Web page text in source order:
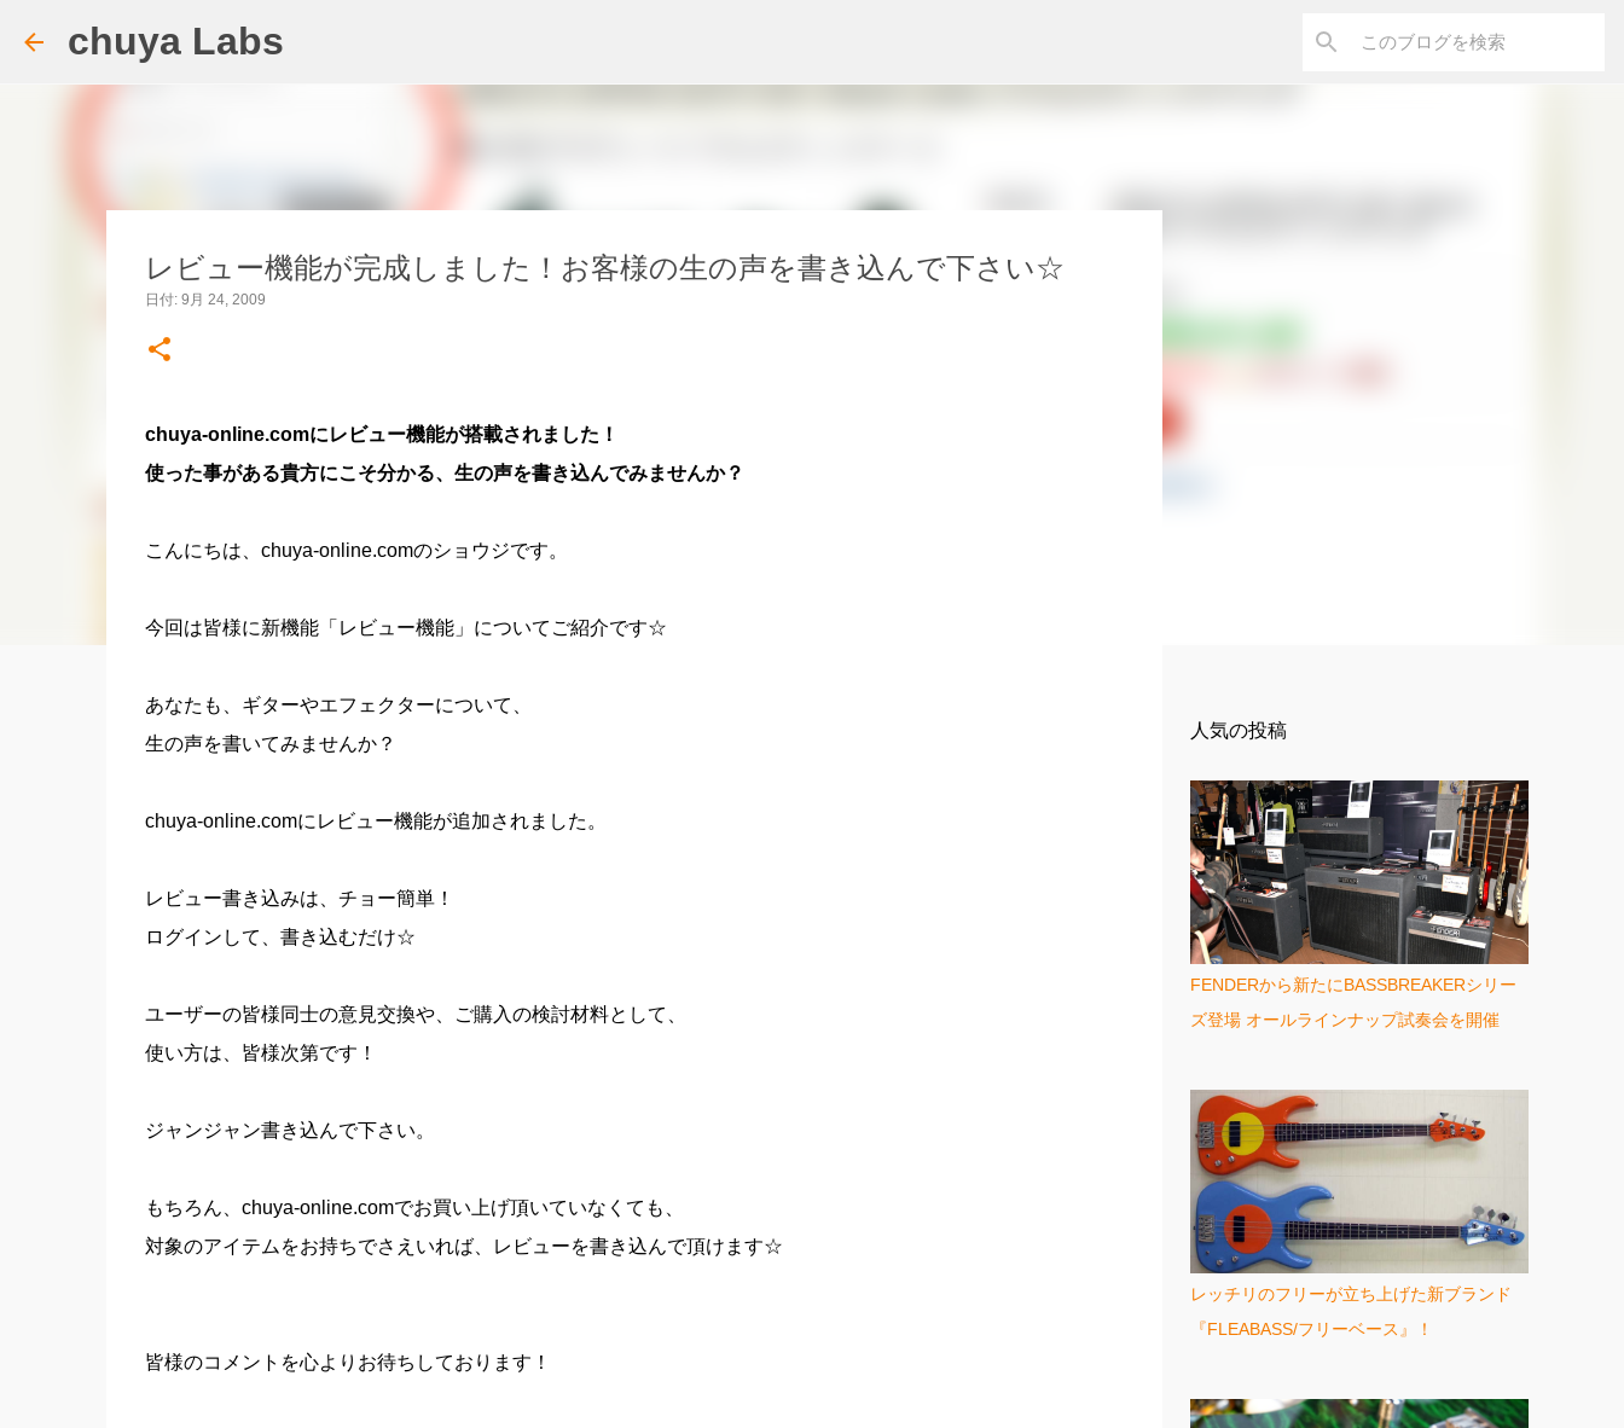
chuya Labs
レビュー機能が完成しました！お客様の生の声を書き込んで下さい☆
日付: 9月 24, 2009
chuya-online.comにレビュー機能が搭載されました！
使った事がある貴方にこそ分かる、生の声を書き込んでみませんか？
こんにちは、chuya-online.comのショウジです。
今回は皆様に新機能「レビュー機能」についてご紹介です☆
あなたも、ギターやエフェクターについて、
生の声を書いてみませんか？
chuya-online.comにレビュー機能が追加されました。
レビュー書き込みは、チョー簡単！
ログインして、書き込むだけ☆
ユーザーの皆様同士の意見交換や、ご購入の検討材料として、
使い方は、皆様次第です！
ジャンジャン書き込んで下さい。
もちろん、chuya-online.comでお買い上げ頂いていなくても、
対象のアイテムをお持ちでさえいれば、レビューを書き込んで頂けます☆
皆様のコメントを心よりお待ちしております！
人気の投稿
FENDERから新たにBASSBREAKERシリー
ズ登場 オールラインナップ試奏会を開催
レッチリのフリーが立ち上げた新ブランド
『FLEABASS/フリーベース』！